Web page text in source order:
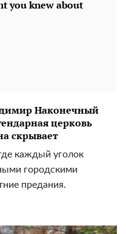
Наконечный
церковь
скрывает
каждый уголок
городскими
предания.